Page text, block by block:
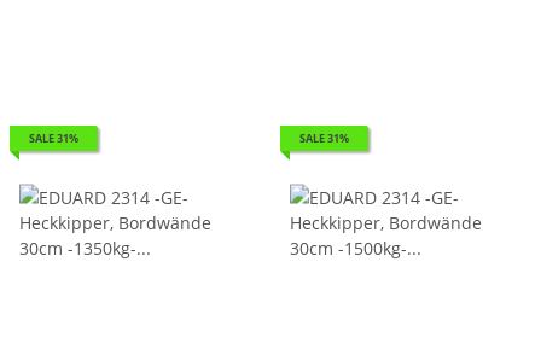
SALE 31% SALE 31%